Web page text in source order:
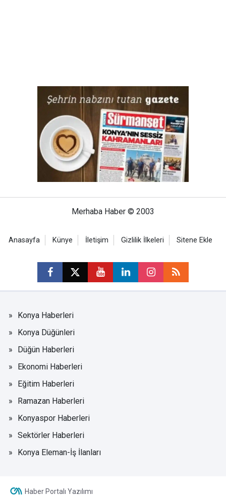
Merhaba Haber © 2003
Anasayfa Künye İletişim Gizlilik İlkeleri Sitene Ekle
Konya Haberleri
Konya Düğünleri
Düğün Haberleri
Ekonomi Haberleri
Eğitim Haberleri
Ramazan Haberleri
Konyaspor Haberleri
Sektörler Haberleri
Konya Eleman-İş İlanları
Haber Portalı Yazılımı